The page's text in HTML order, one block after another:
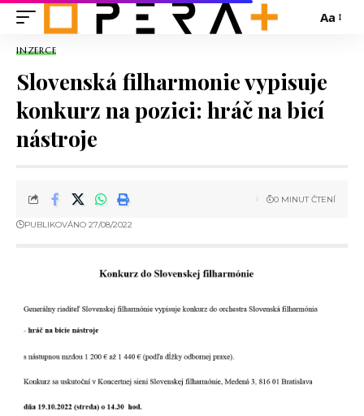
Aa
INZERCE
Slovenská filharmonie vypisuje
konkurz na pozici: hráč na bicí
nástroje
PUBLIKOVÁNO 27/08/2022
0 MINUT ČTENÍ